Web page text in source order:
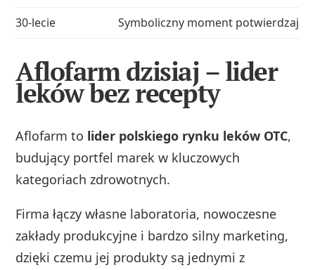
30-lecie
Symboliczny moment
Aflofarm dzisiaj – lider
leków bez recepty
Aflofarm to lider polskiego rynku leków OTC,
budujący portfel marek w kluczowych
kategoriach zdrowotnych.
Firma łączy własne laboratoria, nowoczesne
zakłady produkcyjne i bardzo silny marketing,
dzięki czemu jej produkty są jednymi z